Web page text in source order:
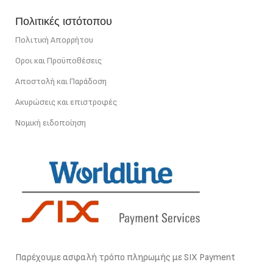
Πολιτικές ιστότοπου
Πολιτική Απορρήτου
Οροι και Προϋποθέσεις
Αποστολή και Παράδοση
Ακυρώσεις και επιστροφές
Νομική ειδοποίηση
Παρέχουμε ασφαλή τρόπο πληρωμής με SIX Payment